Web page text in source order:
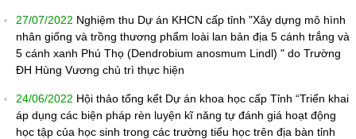
27/07/2022 Nghiệm thu Dự án KHCN cấp tỉnh "Xây dựng mô hình
nhân giống và trồng thương phẩm loài lan bản địa 5 cánh trắng và
5 cánh xanh Phú Thọ (Dendrobium anosmum Lindl) " do Trường
ĐH Hùng Vương chủ trì thực hiện
24/06/2022 Hội thảo tổng kết Dự án khoa học cấp Tỉnh “Triển khai
áp dụng các biện pháp rèn luyện kĩ năng tự đánh giá hoạt động
học tập của học sinh trong các trường tiểu học trên địa bàn tỉnh